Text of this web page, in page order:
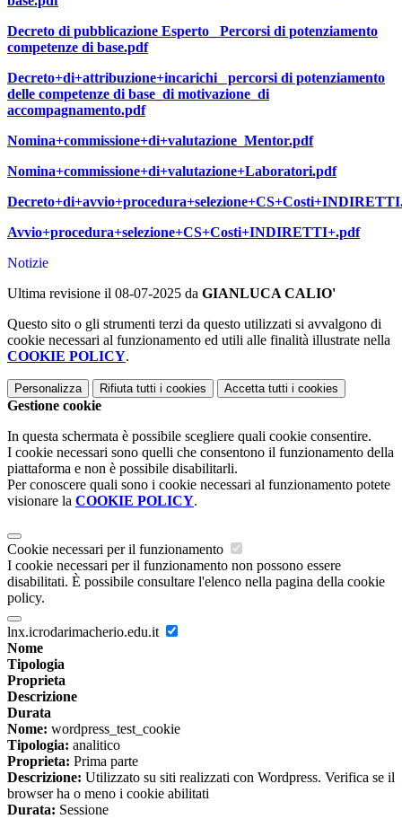
Decreto di pubblicazione Esperto_ Percorsi di potenziamento
competenze di base.pdf
Decreto+di+attribuzione+incarichi_ percorsi di potenziamento
delle competenze di base_di motivazione_di
accompagnamento.pdf
Nomina+commissione+di+valutazione_Mentor.pdf
Nomina+commissione+di+valutazione+Laboratori.pdf
Avvio+procedura+selezione+CS+Costi+INDIRETTI+.pdf
Notizie
Ultima revisione il 08-07-2025 da GIANLUCA CALIO'
Questo sito o gli strumenti terzi da questo utilizzati si avvalgono di
cookie necessari al funzionamento ed utili alle finalità illustrate nella
COOKIE POLICY.
Personalizza Rifiuta tutti i cookies Accetta tutti i cookies
Gestione cookie
In questa schermata è possibile scegliere quali cookie consentire.
I cookie necessari sono quelli che consentono il funzionamento della
piattaforma e non è possibile disabilitarli.
Per conoscere quali sono i cookie necessari al funzionamento potete
visionare la COOKIE POLICY.
Cookie necessari per il funzionamento
I cookie necessari per il funzionamento non possono essere
disabilitati. È possibile consultare l'elenco nella pagina della cookie
policy.
lnx.icrodarimacherio.edu.it
Nome
Tipologia
Proprieta
Descrizione
Durata
Nome: wordpress_test_cookie
Tipologia: analitico
Proprieta: Prima parte
Descrizione: Utilizzato su siti realizzati con Wordpress. Verifica se il
browser ha o meno i cookie abilitati
Durata: Sessione